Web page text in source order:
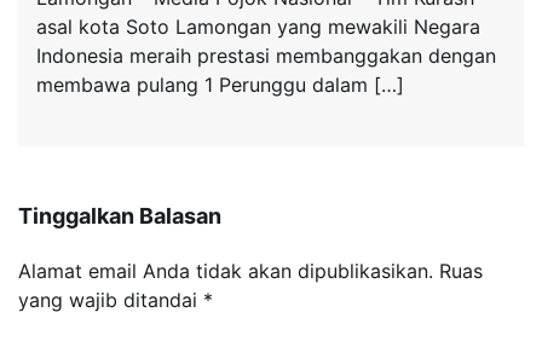
asal kota Soto Lamongan yang mewakili Negara
Indonesia meraih prestasi membanggakan dengan
membawa pulang 1 Perunggu dalam […]
Tinggalkan Balasan
Alamat email Anda tidak akan dipublikasikan. Ruas
yang wajib ditandai *